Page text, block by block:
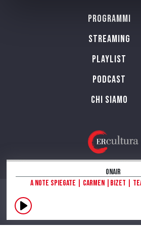
OnAir
A note spiegate | Carmen |Bizet |
Programmi
Streaming
Playlist
PODCAST
Chi siamo